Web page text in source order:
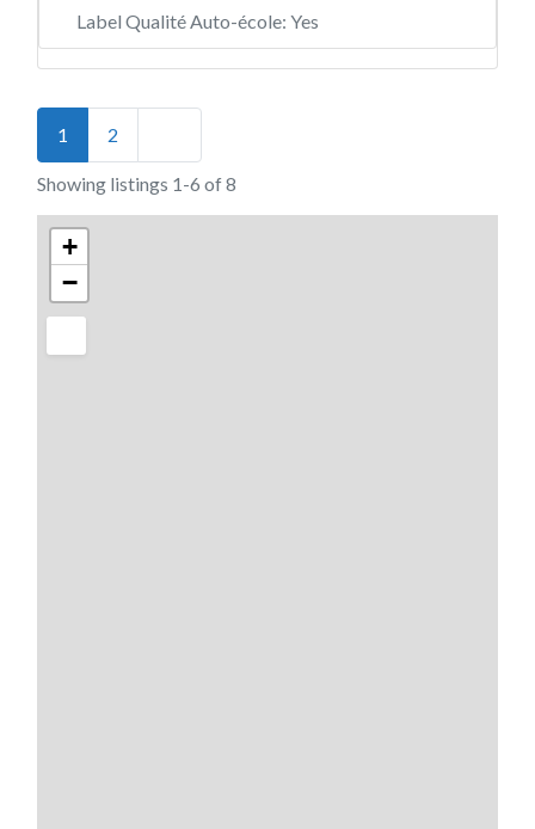
Label Qualité Auto-école: Yes
Posts navigation
1 2
Showing listings 1-6 of 8
+
−